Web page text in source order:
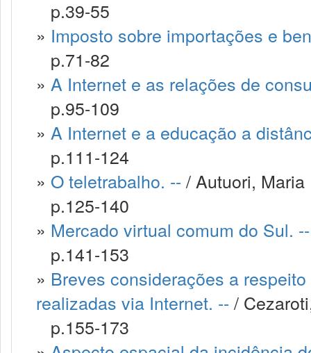
p.39-55
» Imposto sobre importações e
p.71-82
» A Internet e as relações de
p.95-109
» A Internet e a educação a
p.111-124
» O teletrabalho. -- / Autuori,
p.125-140
» Mercado virtual comum do Sul. --
p.141-153
» Breves considerações a
realizadas via Internet. -- /
p.155-173